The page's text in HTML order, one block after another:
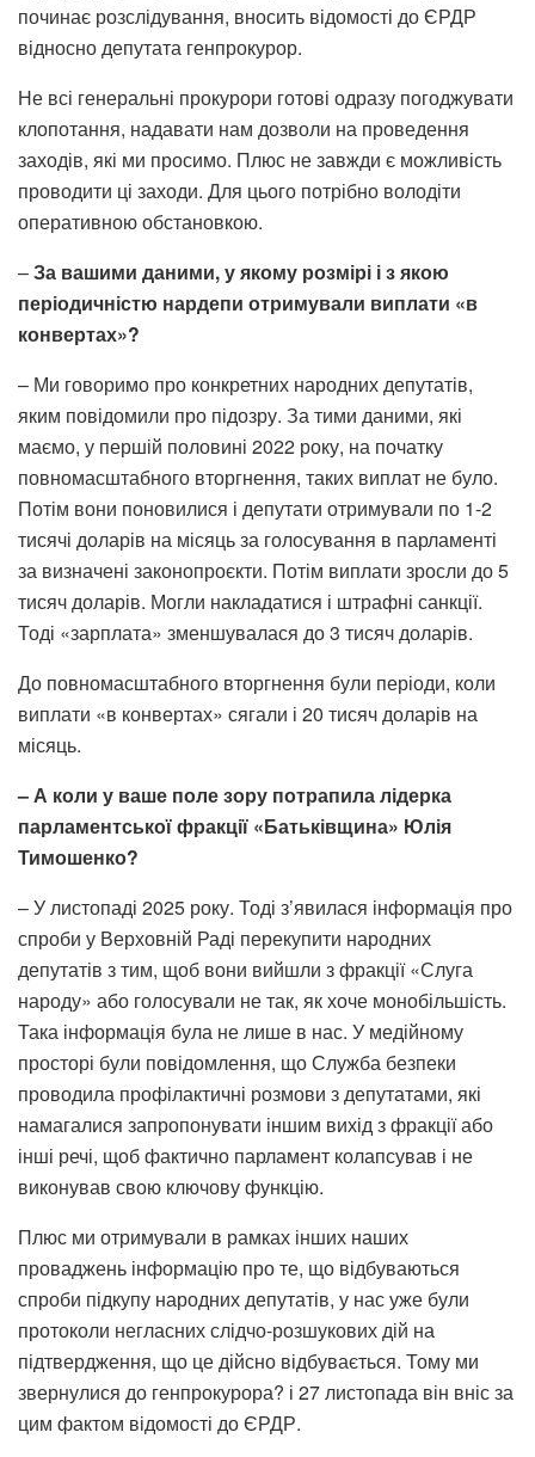
починає розслідування, вносить відомості до ЄРДР
відносно депутата генпрокурор.
Не всі генеральні прокурори готові одразу погоджувати
клопотання, надавати нам дозволи на проведення
заходів, які ми просимо. Плюс не завжди є можливість
проводити ці заходи. Для цього потрібно володіти
оперативною обстановкою.
–За вашими даними, у якому розмірі і з якою
періодичністю нардепи отримували виплати «в
конвертах»?
– Ми говоримо про конкретних народних депутатів,
яким повідомили про підозру. За тими даними, які
маємо, у першій половині 2022 року, на початку
повномасштабного вторгнення, таких виплат не було.
Потім вони поновилися і депутати отримували по 1-2
тисячі доларів на місяць за голосування в парламенті
за визначені законопроєкти. Потім виплати зросли до 5
тисяч доларів. Могли накладатися і штрафні санкції.
Тоді «зарплата» зменшувалася до 3 тисяч доларів.
До повномасштабного вторгнення були періоди, коли
виплати «в конвертах» сягали і 20 тисяч доларів на
місяць.
– А коли у ваше поле зору потрапила лідерка
парламентської фракції «Батьківщина» Юлія
Тимошенко?
– У листопаді 2025 року. Тоді з’явилася інформація про
спроби у Верховній Раді перекупити народних
депутатів з тим, щоб вони вийшли з фракції «Слуга
народу» або голосували не так, як хоче монобільшість.
Така інформація була не лише в нас. У медійному
просторі були повідомлення, що Служба безпеки
проводила профілактичні розмови з депутатами, які
намагалися запропонувати іншим вихід з фракції або
інші речі, щоб фактично парламент колапсував і не
виконував свою ключову функцію.
Плюс ми отримували в рамках інших наших
проваджень інформацію про те, що відбуваються
спроби підкупу народних депутатів, у нас уже були
протоколи негласних слідчо-розшукових дій на
підтвердження, що це дійсно відбувається. Тому ми
звернулися до генпрокурора? і 27 листопада він вніс за
цим фактом відомості до ЄРДР.